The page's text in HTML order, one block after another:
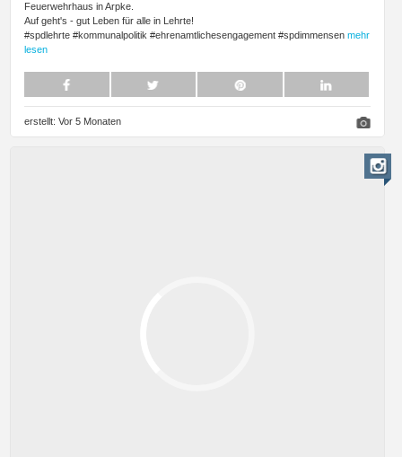
Feuerwehrhaus in Arpke.
Auf geht's - gut Leben für alle in Lehrte!
#spdlehrte #kommunalpolitik #ehrenamtlichesengagement #spdimmensen mehr
lesen
erstellt: Vor 5 Monaten